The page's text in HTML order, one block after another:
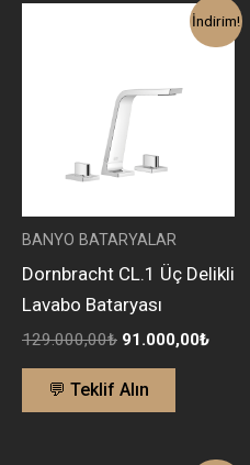
İndirim!
BANYO BATARYALAR
Dornbracht CL.1 Üç Delikli
Lavabo Bataryası
129.000,00₺
129.000,00₺.
91.000,00₺
Şu
andaki
fiyat:
💬 Teklif Alın